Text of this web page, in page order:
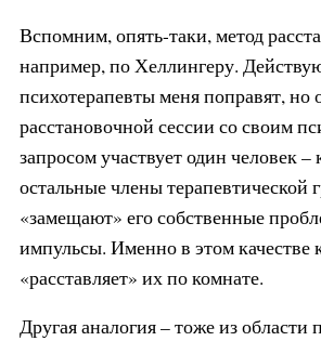
Вспомним, опять-таки, метод
например, по Хеллингеру.
психотерапевты меня поправят, но
расстановочной сессии со своим
запросом участвует один человек –
остальные члены терапевтической
«замещают» его собственные
импульсы. Именно в этом качестве
«расставляет» их по комнате.
Другая аналогия – тоже из области